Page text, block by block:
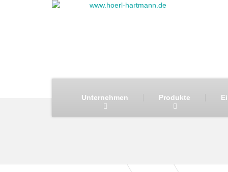
Unternehmen Produkte